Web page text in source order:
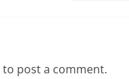
to post a comment.